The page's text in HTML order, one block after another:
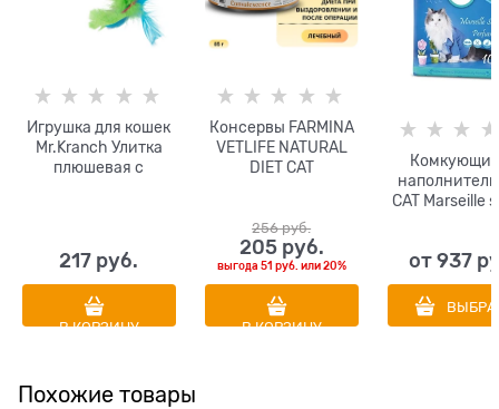
Игрушка для кошек
Mr.Kranch Улитка
плюшевая с
217 руб.
В КОРЗИНУ
Консервы FARMINA
VETLIFE NATURAL
DIET CAT
с курицей и рыбой
диета при
выздоровлении и в
послеоперационны
й период
256 руб.
205 руб.
выгода 51 руб. или20%
В КОРЗИНУ
наполнитель
CAT Marseille
без пыли
от937
Похожие товары